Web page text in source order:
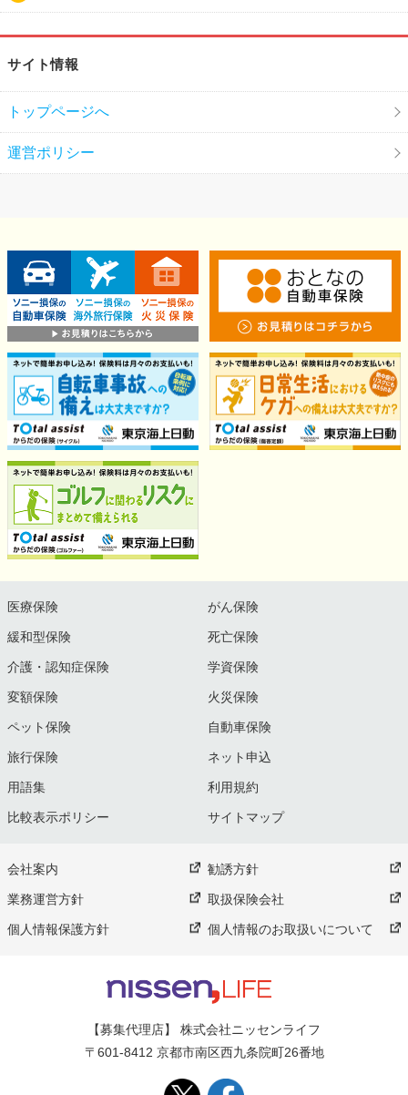
サイト情報
トップページへ
運営ポリシー
医療保険 がん保険
緩和型保険 死亡保険
介護・認知症保険 学資保険
変額保険 火災保険
ペット保険 自動車保険
旅行保険 ネット申込
用語集 利用規約
比較表示ポリシー サイトマップ
会社案内 勧誘方針
業務運営方針 取扱保険会社
個人情報保護方針 個人情報のお取扱いについて
【募集代理店】 株式会社ニッセンライフ
〒601-8412 京都市南区西九条院町26番地